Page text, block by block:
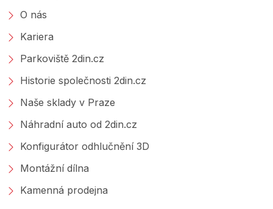
O nás
Kariera
Parkoviště 2din.cz
Historie společnosti 2din.cz
Naše sklady v Praze
Náhradní auto od 2din.cz
Konfigurátor odhlučnění 3D
Montážní dílna
Kamenná prodejna